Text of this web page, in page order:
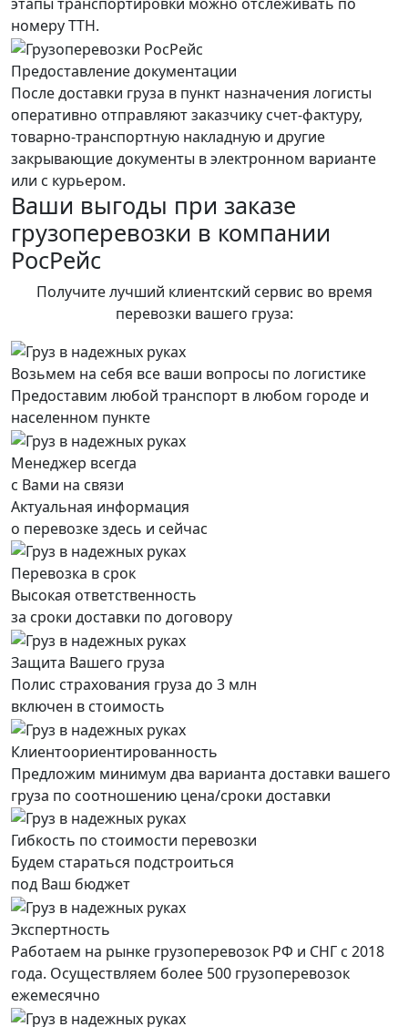
номеру ТТН.
Предоставление документации
После доставки груза в пункт назначения логисты
оперативно отправляют заказчику счет-фактуру,
товарно-транспортную накладную и другие
закрывающие документы в электронном варианте
или с курьером.
Ваши выгоды при заказе
грузоперевозки в компании
РосРейс
Получите лучший клиентский сервис во время
перевозки вашего груза:
Возьмем на себя все ваши вопросы по логистике
Предоставим любой транспорт в любом городе и
населенном пункте
Менеджер всегда
с Вами на связи
Актуальная информация
о перевозке здесь и сейчас
Перевозка в срок
Высокая ответственность
за сроки доставки по договору
Защита Вашего груза
Полис страхования груза до 3 млн
включен в стоимость
Клиентоориентированность
Предложим минимум два варианта доставки вашего
груза по соотношению цена/сроки доставки
Гибкость по стоимости перевозки
Будем стараться подстроиться
под Ваш бюджет
Экспертность
Работаем на рынке грузоперевозок РФ и СНГ с 2018
года. Осуществляем более 500 грузоперевозок
ежемесячно